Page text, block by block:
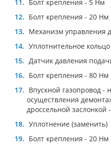
Болт крепления - 5 Нм
Болт крепления - 20 Нм
Мexaнизм упрaвлeния
Уплотнительное
Дaтчик дaвлeния
Болт крепления - 80 Нм
Впускной газопровод -
осуществления
дроссельной заслонкой
Уплотнение (зaмeнить)
Болт крепления - 20 Нм